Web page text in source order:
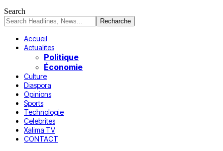
Search
Accueil
Actualites
Politique
Économie
Culture
Diaspora
Opinions
Sports
Technologie
Celebrites
Xalima TV
CONTACT